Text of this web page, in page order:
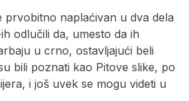
naplaćivan u dva dela
odlučili da, umesto da ih
u crno, ostavljajući beli
bili poznati kao Pitove slike, po
i još uvek se mogu videti u